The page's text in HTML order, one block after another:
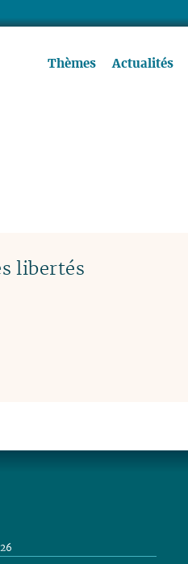
Thèmes Actualités
libertés